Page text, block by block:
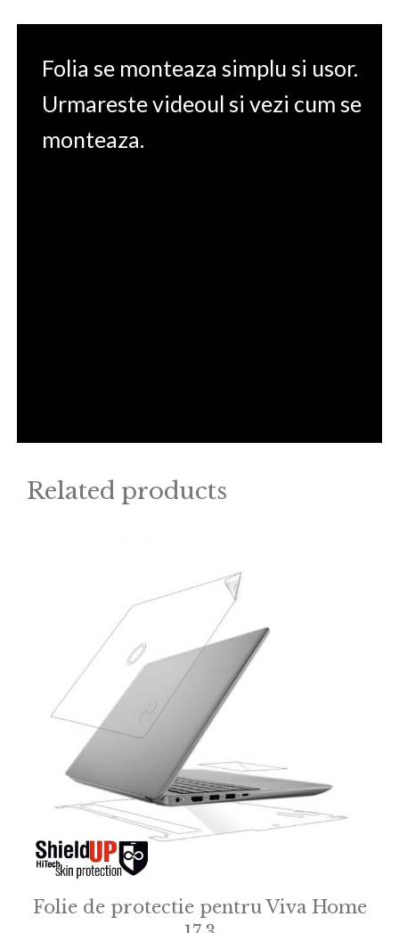
Folia se monteaza simplu si usor.
Urmareste videoul si vezi cum se
monteaza.
Related products
Folie de protectie pentru Viva Home